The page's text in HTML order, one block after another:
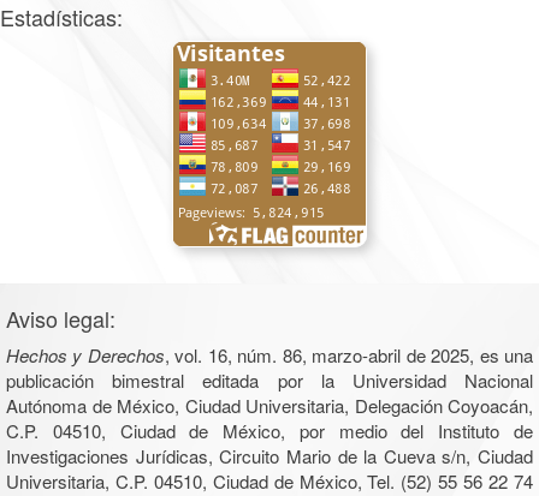
Estadísticas:
Aviso legal:
Hechos y Derechos, vol. 16, núm. 86, marzo-abril de 2025, es una
publicación bimestral editada por la Universidad Nacional
Autónoma de México, Ciudad Universitaria, Delegación Coyoacán,
C.P. 04510, Ciudad de México, por medio del Instituto de
Investigaciones Jurídicas, Circuito Mario de la Cueva s/n, Ciudad
Universitaria, C.P. 04510, Ciudad de México, Tel. (52) 55 56 22 74